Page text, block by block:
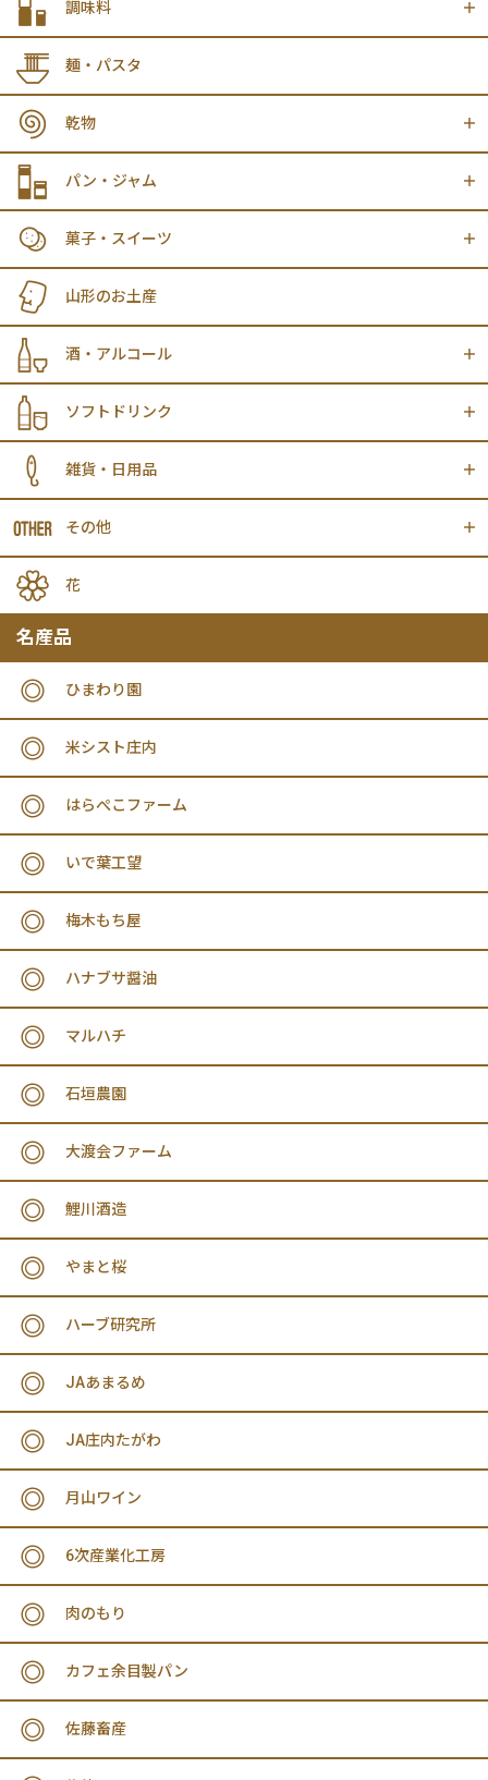
調味料
麺・パスタ
乾物
パン・ジャム
菓子・スイーツ
山形のお土産
酒・アルコール
ソフトドリンク
雑貨・日用品
その他
花
名産品
ひまわり園
米シスト庄内
はらぺこファーム
いで葉工望
梅木もち屋
ハナブサ醤油
マルハチ
石垣農園
大渡会ファーム
鯉川酒造
やまと桜
ハーブ研究所
JAあまるめ
JA庄内たがわ
月山ワイン
6次産業化工房
肉のもり
カフェ余目製パン
佐藤畜産